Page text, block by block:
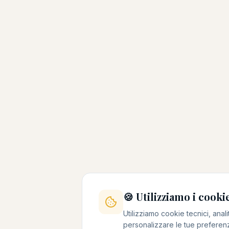
🍪 Utilizziamo i
Utilizziamo cookie tecnici,
personalizzare le tue